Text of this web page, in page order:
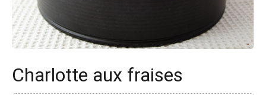
Charlotte aux fraises